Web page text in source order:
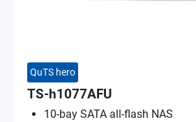
QuTS hero
TS-h1077AFU
10-bay SATA all-flash NAS